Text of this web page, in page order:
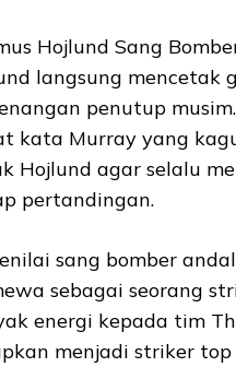
Hojlund Sang
langsung mencetak
penutup
kata Murray yang
Hojlund agar selalu
pertandingan.
sang bomber
sebagai seorang
energi kepada tim
menjadi striker